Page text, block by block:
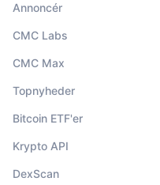
Annoncér
CMC Labs
CMC Max
Topnyheder
Bitcoin ETF'er
Krypto API
DexScan